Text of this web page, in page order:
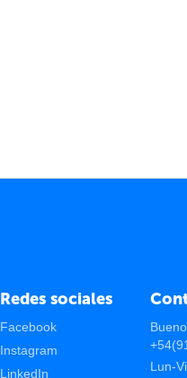
Redes sociales
Facebook
Instagram
LinkedIn
Lun-